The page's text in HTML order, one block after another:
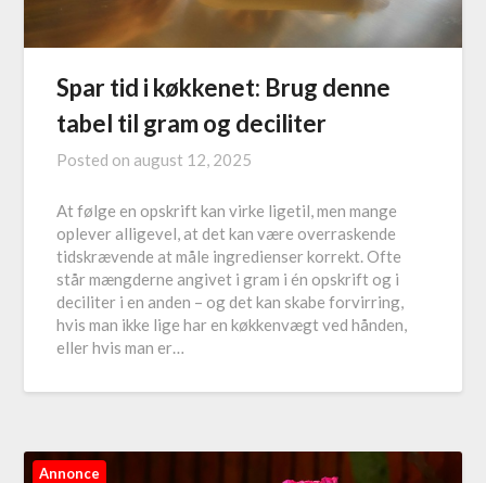
Spar tid i køkkenet: Brug denne
tabel til gram og deciliter
Posted on august 12, 2025
At følge en opskrift kan virke ligetil, men mange
oplever alligevel, at det kan være overraskende
tidskrævende at måle ingredienser korrekt. Ofte
står mængderne angivet i gram i én opskrift og i
deciliter i en anden – og det kan skabe forvirring,
hvis man ikke lige har en køkkenvægt ved hånden,
eller hvis man er…
Annonce